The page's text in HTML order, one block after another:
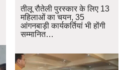
तीलू रौतेली पुरस्कार के लिए 13
महिलाओं का चयन, 35
आंगनबाड़ी कार्यकर्तियां भी होंगी
सम्मानित…